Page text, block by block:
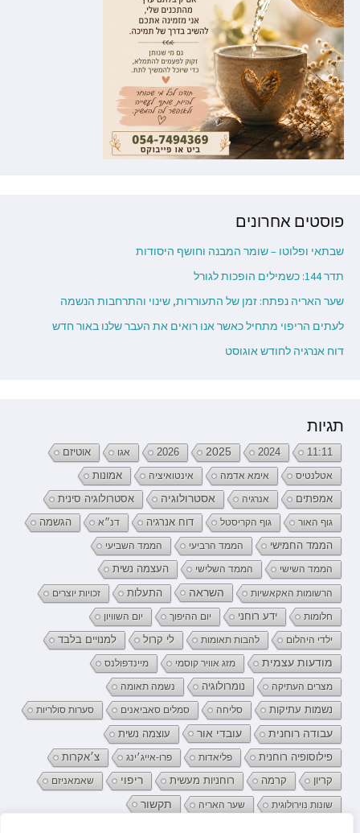
פוסטים אחרונים
שבתאי ופלוטו – שומר המבנה וחושף היסודות
תדר 144: כשמילים הופכות לגורל
שער האריה נפתח: זמן של התעוררות, שינוי והתרחבות הנשמה
לעתים הריפוי מתחיל כאשר אנו רואים את העבר שלנו באור חדש
דוח אנרגיה לחודש אוגוסט
תגיות
11:11
2024
2025
2026 אגו אוטיזם
אטלנטיס אימא אדמה אינטואיציה אמונות
אמפתים אנרגיה אסטרולוגיה אסטרולוגיה סינית
גוף האור גוף הקריסטל דוח אנרגיה דנ״א הגשמה
הממד החמישי הממד הרביעי הממד השביעי
הממד השישי הממד השלישי העצמה נשית
הרשומות האקאשיות השראה התעלות זכויות יוצרים
חלומות ידע רוחני יום ההיפוך יום השוויון
ילדי היהלום להבות תאומות לי קרול למנויים בלבד
מודעות עצמית מזג אוויר קוסמי מיינדפולנס
מצרים העתיקה נומרולוגיה נשמה תאומה
נשמות עתיקות סליחה סמלים סאביאנים סערות סולריות
עבודה רוחנית עובדי אור
עוצמה נשית
פילוסופיה רוחנית
פליאדות פרו-אייג׳ינג צ׳אקרות
קריון קרמה רוחניות מעשית ריפוי שאמאניזם
שונות נוירולוגית שער האריה תקשור